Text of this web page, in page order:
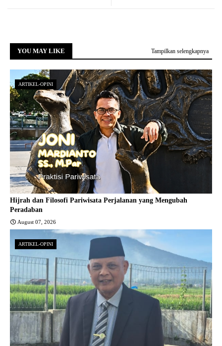
YOU MAY LIKE Tampilkan selengkapnya
ARTIKEL-OPINI
Hijrah dan Filosofi Pariwisata Perjalanan yang Mengubah
Peradaban
August 07, 2026
ARTIKEL-OPINI